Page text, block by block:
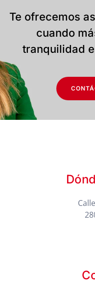
Te ofrecemos
cuando
tranquilidad